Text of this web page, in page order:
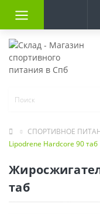
СПОРТИВНОЕ
Lipodrene Hardcore 90 таб
таб